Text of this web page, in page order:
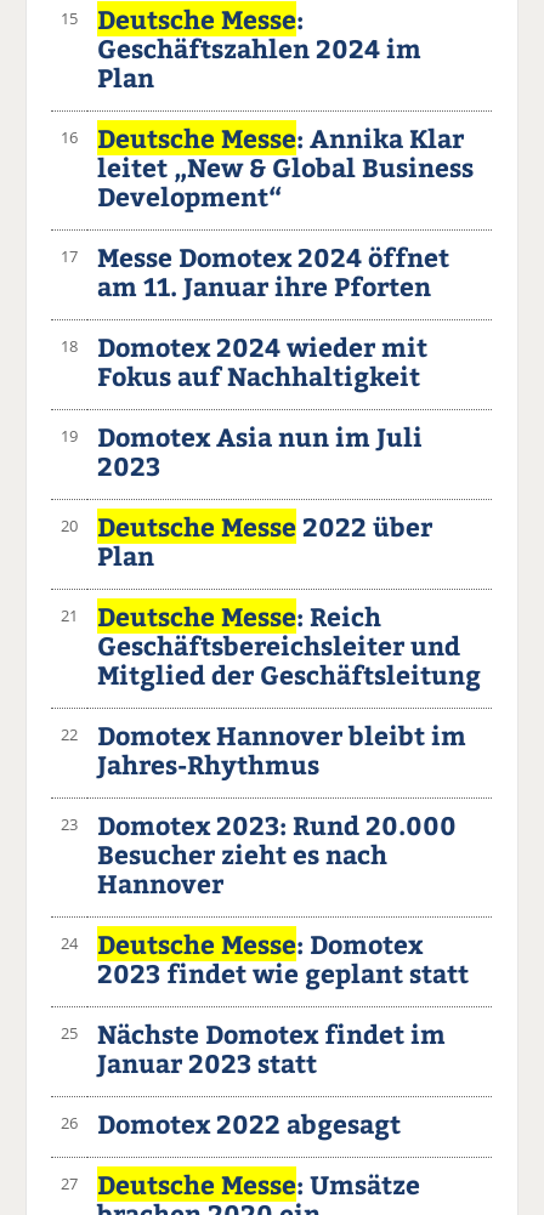
15 Deutsche Messe:
Geschäftszahlen 2024 im
Plan
16 Deutsche Messe: Annika Klar
leitet „New & Global Business
Development“
17
Messe Domotex 2024 öffnet
am 11. Januar ihre Pforten
18
Domotex 2024 wieder mit
Fokus auf Nachhaltigkeit
19
Domotex Asia nun im Juli
2023
20 Deutsche Messe2022 über
Plan
21 Deutsche Messe: Reich
Geschäftsbereichsleiter und
Mitglied der Geschäftsleitung
22
Domotex Hannover bleibt im
Jahres-Rhythmus
23
Domotex 2023: Rund 20.000
Besucher zieht es nach
Hannover
24 Deutsche Messe: Domotex
2023 findet wie geplant statt
25
Nächste Domotex findet im
Januar 2023 statt
26 Domotex 2022 abgesagt
27 Deutsche Messe: Umsätze